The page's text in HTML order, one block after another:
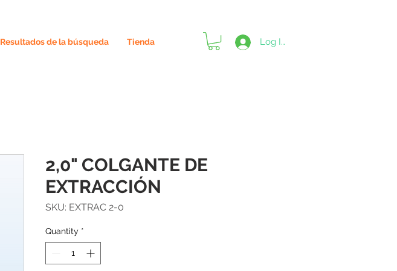
Resultados de la búsqueda Tienda Log In
2,0" COLGANTE DE
EXTRACCIÓN
SKU: EXTRAC 2-0
Quantity *